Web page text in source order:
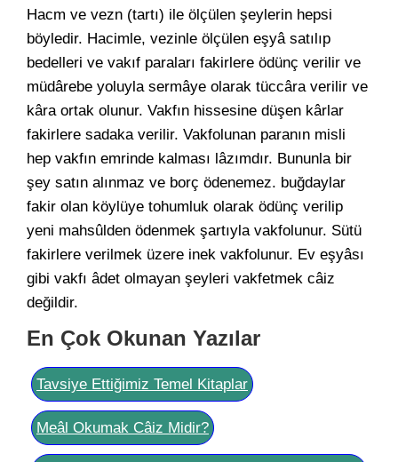
Hacm ve vezn (tartı) ile ölçülen şeylerin hepsi
böyledir. Hacimle, vezinle ölçülen eşyâ satılıp
bedelleri ve vakıf paraları fakirlere ödünç verilir ve
müdârebe yoluyla sermâye olarak tüccâra verilir ve
kâra ortak olunur. Vakfın hissesine düşen kârlar
fakirlere sadaka verilir. Vakfolunan paranın misli
hep vakfın emrinde kalması lâzımdır. Bununla bir
şey satın alınmaz ve borç ödenemez. buğdaylar
fakir olan köylüye tohumluk olarak ödünç verilip
yeni mahsûlden ödenmek şartıyla vakfolunur. Sütü
fakirlere verilmek üzere inek vakfolunur. Ev eşyâsı
gibi vakfı âdet olmayan şeyleri vakfetmek câiz
değildir.
En Çok Okunan Yazılar
Tavsiye Ettiğimiz Temel Kitaplar
Meâl Okumak Câiz Midir?